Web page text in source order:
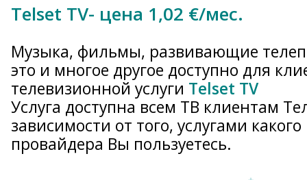
Telset TV- цена 1,02 €/мес.
Музыка, фильмы, развивающие
это и многое другое доступно для
телевизионной услуги Telset TV
Услуга доступна всем ТВ клиентам
зависимости от того, услугами
провайдера Вы пользуетесь.